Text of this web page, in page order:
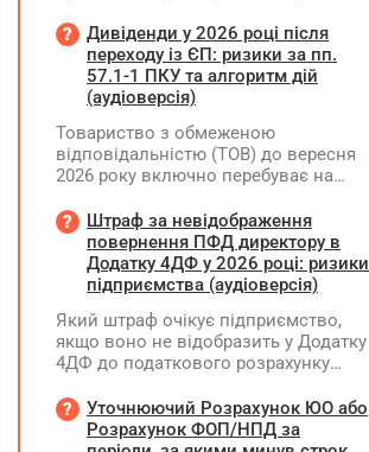
карткового рахунку працівника та
підтвердження таких операцій
первинними документами, належать
до компетенції Мінфіну
Дивіденди у 2026 році після
переходу із ЄП: ризики за пп.
57.1-1 ПКУ та алгоритм дій
(аудіоверсія)
Товариство з обмеженою
відповідальністю (ТОВ) до вересня
2026 року включно перебуває на
(єдиний податок, 3 група, ставка 5%,
неплатник ПДВ). З 1 жовтня 2026
року підприємство переходить на
загальну систему оподаткування
прибуток). За результатами
діяльності у періоді 2024–2025 років
(під час перебування на спрощеній
чистий прибуток, сума
нерозподіленого прибутку в балансі
Штраф за невідображення
повернення ПФД директору в
Додатку 4ДФ у 2026 році: ризики
підприємства (аудіоверсія)
Який штраф очікує підприємство,
якщо воно не відобразить у Додатку
4ДФ до податкового розрахунку
допомоги (ПФД) директору?
Уточнюючий Розрахунок ЮО або
Розрахунок ФОП/НПД за